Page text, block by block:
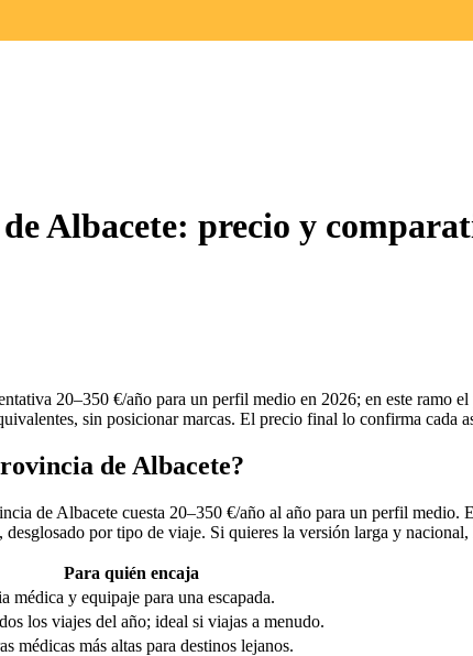
Albacete: precio y
20–350 €/año para un perfil medio en 2026; en este ramo
sin posicionar marcas. El precio final lo confirma cada
de Albacete?
de Albacete cuesta 20–350 €/año al año para un perfil medio.
por tipo de viaje. Si quieres la versión larga y nacional,
Para quién encaja
médica y equipaje para una escapada.
los viajes del año; ideal si viajas a menudo.
médicas más altas para destinos lejanos.